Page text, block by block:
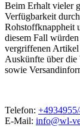
Beim Erhalt vieler
Verfügbarkeit
Rohstoffknappheit
diesem Fall
vergriffenen Artikel
Auskünfte über
sowie
Telefon:
E-Mail: info@wl-